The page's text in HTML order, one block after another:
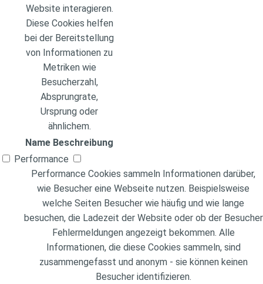
Website interagieren.
Diese Cookies helfen
bei der Bereitstellung
von Informationen zu
Metriken wie
Besucherzahl,
Absprungrate,
Ursprung oder
ähnlichem.
Name Beschreibung
Performance
Performance Cookies sammeln Informationen darüber,
wie Besucher eine Webseite nutzen. Beispielsweise
welche Seiten Besucher wie häufig und wie lange
besuchen, die Ladezeit der Website oder ob der Besucher
Fehlermeldungen angezeigt bekommen. Alle
Informationen, die diese Cookies sammeln, sind
zusammengefasst und anonym - sie können keinen
Besucher identifizieren.